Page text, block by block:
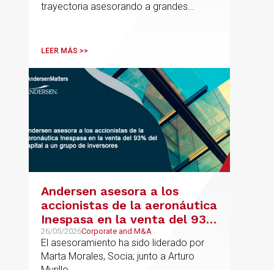
trayectoria asesorando a grandes
principalmente en los sectores
medioambiental
LEER MÁS >>
Andersen asesora a los
accionistas de la aeronáutica
Inespasa en la venta del 93%
del capital a un grupo de
inversores
26/05/2026Corporate and M&A
El asesoramiento ha sido liderado por
Marta Morales, Socia; junto a Arturo